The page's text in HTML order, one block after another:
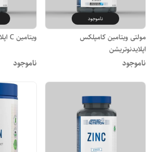
ناموجود
مولتی ویتامین کامپلکس
اپلایدنوتریشن
ناموجود
ویتامین C اپلایدنوتریشن
ناموجود